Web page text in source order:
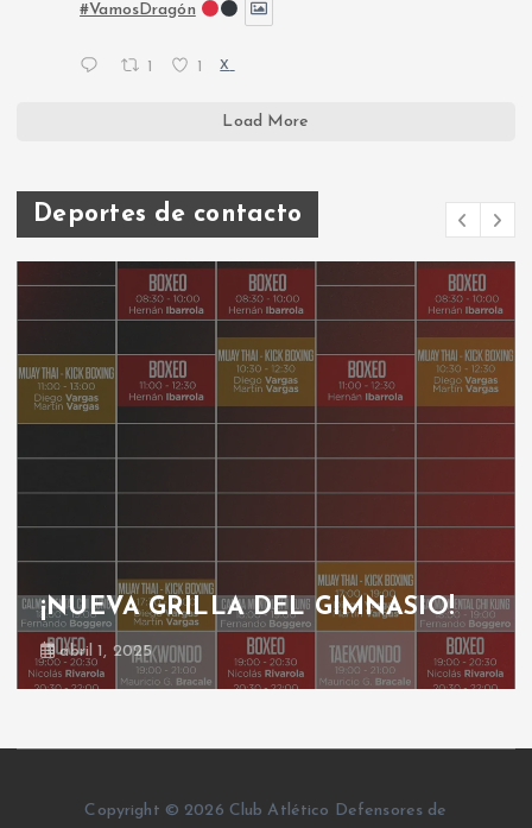
#VamosDragón
1 1 X
Load More
Deportes de contacto
¡NUEVA GRILLA DEL GIMNASIO!
abril 1, 2025
Copyright © 2026 Club Atlético Defensores de